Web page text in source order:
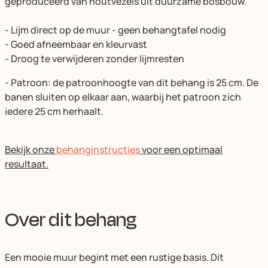
- Lijm direct op de muur - geen behangtafel nodig
- Goed afneembaar en kleurvast
- Droog te verwijderen zonder lijmresten
- Patroon: de patroonhoogte van dit behang is 25cm. De
banen sluiten op elkaar aan, waarbij het patroon zich
iedere 25 cm herhaalt.
Bekijk onzebehanginstructiesvoor een optimaal
resultaat.
Over dit behang
Een mooie muur begint met een rustige basis. Dit